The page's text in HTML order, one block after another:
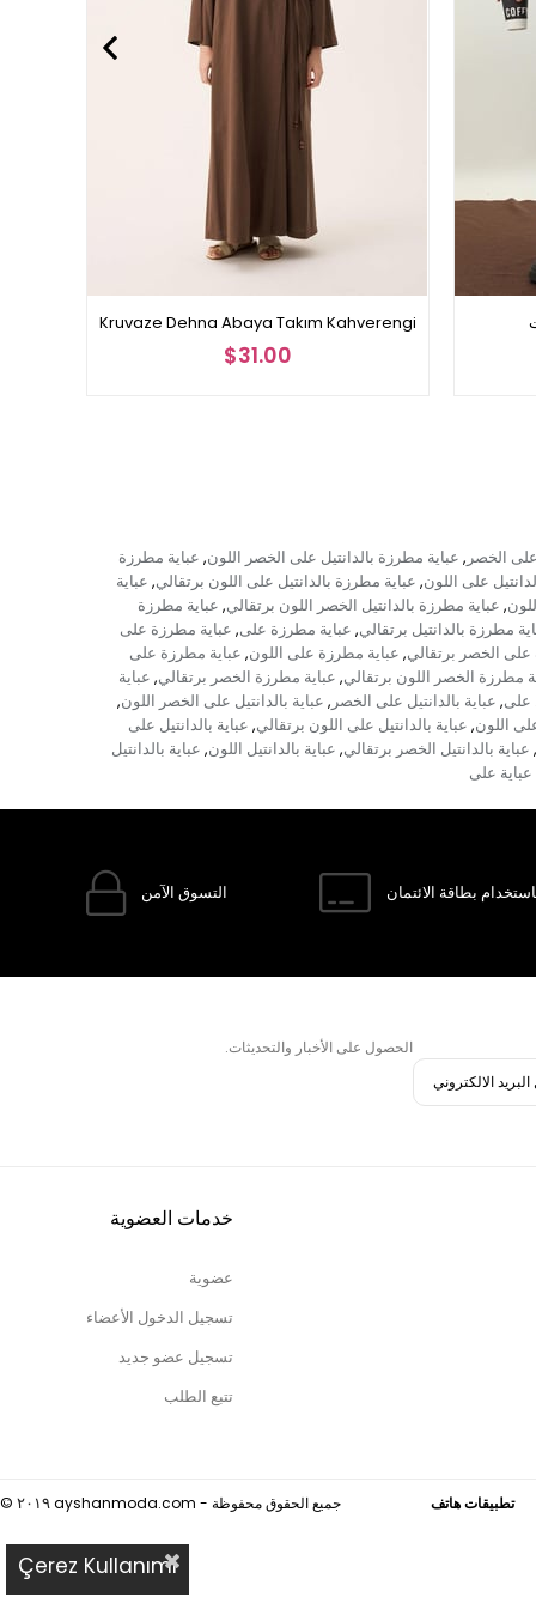
Kruvaze Dehna Abaya Takım Kahverengi
$31.00
الخصر , عباية مطرزة بالدانتيل على الخصر اللون, عباية مطرزة
على اللون, عباية مطرزة بالدانتيل على اللون برتقالي, عباية
, عباية مطرزة بالدانتيل الخصر اللون برتقالي, عباية مطرزة
مطرزة بالدانتيل برتقالي, عباية مطرزة على, عباية مطرزة على
الخصر برتقالي, عباية مطرزة على اللون, عباية مطرزة على
مطرزة الخصر اللون برتقالي, عباية مطرزة الخصر برتقالي, عباية
على, عباية بالدانتيل على الخصر , عباية بالدانتيل على الخصر اللون,
اللون, عباية بالدانتيل على اللون برتقالي, عباية بالدانتيل على
, عباية بالدانتيل الخصر برتقالي, عباية بالدانتيل اللون, عباية بالدانتيل
عباية على
بطاقة الائتمان التسوق الآمن
الحصول على الأخبار والتحديثات.
خدمات العضوية
عضوية
تسجيل الدخول الأعضاء
تسجيل عضو جديد
تتبع الطلب
© ٢٠١٩ ayshanmoda.com - جميع الحقوق محفوظة
Çerez Kullanımı